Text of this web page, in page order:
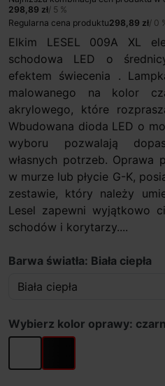
298,89 zł/ 5 %
Regularna cena produktu298,89 zł/ 0
Elkim LESEL 009A XL
schodowa LED o
efektem świecenia .
malowanego na kolor
akrylowego, które
Wbudowana dioda LED o
wyboru pozwalają
własnych potrzeb. Oprawa
w murze lub płycie G-K,
zestawie, który należy
Lesel zapewni wyjątkowo
schodów i korytarzy....
Barwa światła: Biała ciepła
Wybierz kolor oprawy:
biały czarny